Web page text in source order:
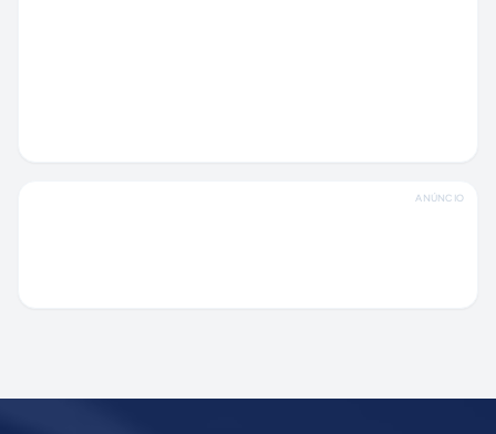
ANÚNCIO